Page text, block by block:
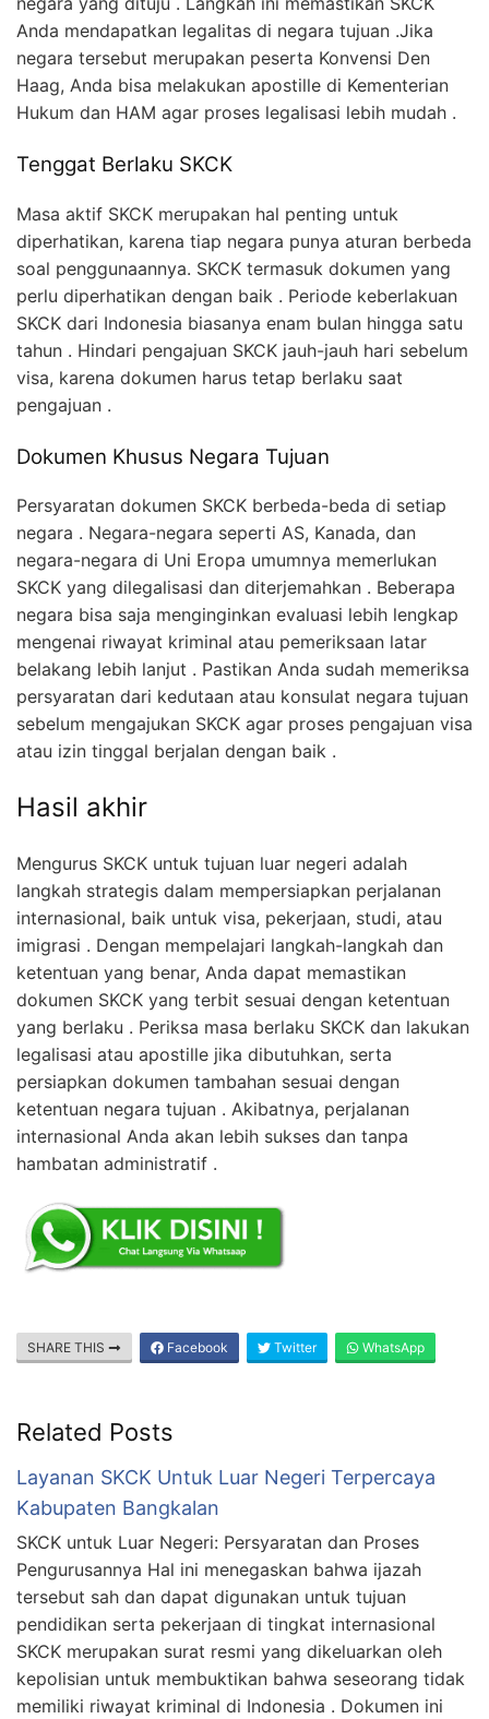
Anda mendapatkan legalitas di negara tujuan .Jika
negara tersebut merupakan peserta Konvensi Den
Haag, Anda bisa melakukan apostille di Kementerian
Hukum dan HAM agar proses legalisasi lebih mudah .
Tenggat Berlaku SKCK
Masa aktif SKCK merupakan hal penting untuk
diperhatikan, karena tiap negara punya aturan berbeda
soal penggunaannya. SKCK termasuk dokumen yang
perlu diperhatikan dengan baik . Periode keberlakuan
SKCK dari Indonesia biasanya enam bulan hingga satu
tahun . Hindari pengajuan SKCK jauh-jauh hari sebelum
visa, karena dokumen harus tetap berlaku saat
pengajuan .
Dokumen Khusus Negara Tujuan
Persyaratan dokumen SKCK berbeda-beda di setiap
negara . Negara-negara seperti AS, Kanada, dan
negara-negara di Uni Eropa umumnya memerlukan
SKCK yang dilegalisasi dan diterjemahkan . Beberapa
negara bisa saja menginginkan evaluasi lebih lengkap
mengenai riwayat kriminal atau pemeriksaan latar
belakang lebih lanjut . Pastikan Anda sudah memeriksa
persyaratan dari kedutaan atau konsulat negara tujuan
sebelum mengajukan SKCK agar proses pengajuan visa
atau izin tinggal berjalan dengan baik .
Hasil akhir
Mengurus SKCK untuk tujuan luar negeri adalah
langkah strategis dalam mempersiapkan perjalanan
internasional, baik untuk visa, pekerjaan, studi, atau
imigrasi . Dengan mempelajari langkah-langkah dan
ketentuan yang benar, Anda dapat memastikan
dokumen SKCK yang terbit sesuai dengan ketentuan
yang berlaku . Periksa masa berlaku SKCK dan lakukan
legalisasi atau apostille jika dibutuhkan, serta
persiapkan dokumen tambahan sesuai dengan
ketentuan negara tujuan . Akibatnya, perjalanan
internasional Anda akan lebih sukses dan tanpa
hambatan administratif .
SHARE THIS Facebook Twitter WhatsApp
Related Posts
Layanan SKCK Untuk Luar Negeri Terpercaya
Kabupaten Bangkalan
SKCK untuk Luar Negeri: Persyaratan dan Proses
Pengurusannya Hal ini menegaskan bahwa ijazah
tersebut sah dan dapat digunakan untuk tujuan
pendidikan serta pekerjaan di tingkat internasional
SKCK merupakan surat resmi yang dikeluarkan oleh
kepolisian untuk membuktikan bahwa seseorang tidak
memiliki riwayat kriminal di Indonesia . Dokumen ini